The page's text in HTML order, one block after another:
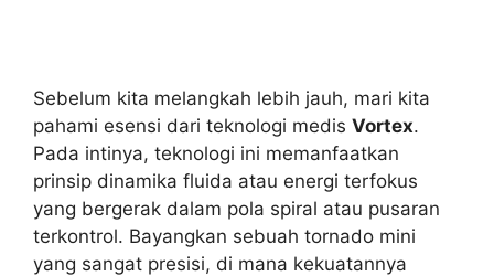
Sebelum kita melangkah lebih jauh, mari kita
pahami esensi dari teknologi medis Vortex.
Pada intinya, teknologi ini memanfaatkan
prinsip dinamika fluida atau energi terfokus
yang bergerak dalam pola spiral atau pusaran
terkontrol. Bayangkan sebuah tornado mini
yang sangat presisi, di mana kekuatannya